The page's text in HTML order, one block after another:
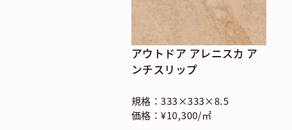
アウトドア アレニスカ ア
ンチスリップ
規格：333×333×8.5
価格：¥10,300/㎡